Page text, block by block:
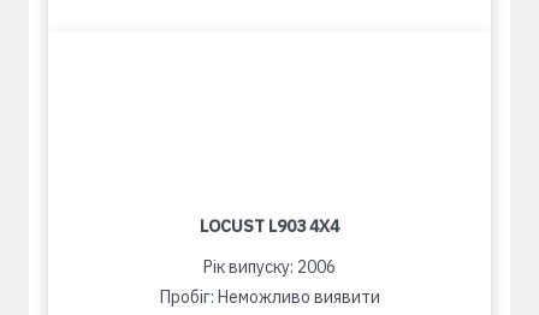
LOCUST L903 4X4
Рік випуску: 2006
Пробіг: Неможливо виявити